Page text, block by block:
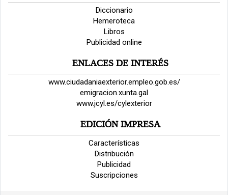
Diccionario
Hemeroteca
Libros
Publicidad online
ENLACES DE INTERÉS
www.ciudadaniaexterior.empleo.gob.es/
emigracion.xunta.gal
www.jcyl.es/cylexterior
EDICIÓN IMPRESA
Características
Distribución
Publicidad
Suscripciones